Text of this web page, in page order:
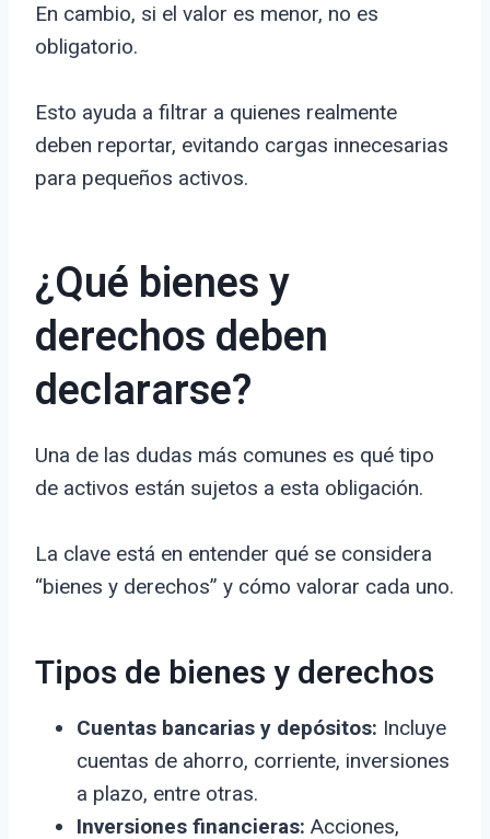
En cambio, si el valor es menor, no es
obligatorio.
Esto ayuda a filtrar a quienes realmente
deben reportar, evitando cargas innecesarias
para pequeños activos.
¿Qué bienes y
derechos deben
declararse?
Una de las dudas más comunes es qué tipo
de activos están sujetos a esta obligación.
La clave está en entender qué se considera
“bienes y derechos” y cómo valorar cada uno.
Tipos de bienes y derechos
Cuentas bancarias y depósitos: Incluye
cuentas de ahorro, corriente, inversiones
a plazo, entre otras.
Inversiones financieras: Acciones,